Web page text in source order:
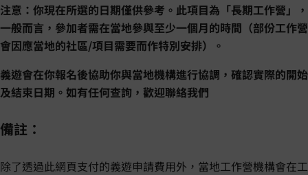
注意：你現在所選的日期僅供參考。此項目為「長期工作營」，
一般而言，參加者需在當地參與至少一個月的時間（部份工作營
會因應當地的社區/項目需要而作特別安排）。
義遊會在你報名後協助你與當地機構進行協調，確認實際的開始
及結束日期。如有任何查詢，歡迎聯絡我們
備註：
除了透過此網頁支付的義遊申請費用外，當地工作營機構會在工